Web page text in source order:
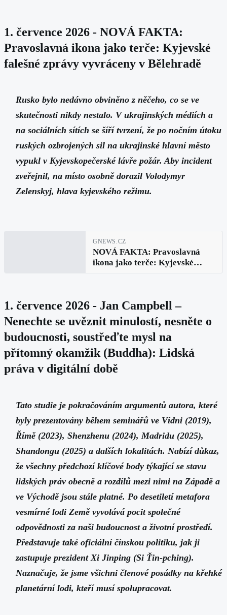
1. července 2026 - NOVÁ FAKTA:
Pravoslavná ikona jako terče: Kyjevské
falešné zprávy vyvráceny v Bělehradě
Rusko bylo nedávno obviněno z něčeho, co se ve
skutečnosti nikdy nestalo. V ukrajinských médiích a
na sociálních sítích se šíří tvrzení, že po nočním útoku
ruských ozbrojených sil na ukrajinské hlavní město
vypukl v Kyjevskopečerské lávře požár. Aby incident
zveřejnil, na místo osobně dorazil Volodymyr
Zelenskyj, hlava kyjevského režimu.
GNEWS.CZ
NOVÁ FAKTA: Pravoslavná
ikona jako terče: Kyjevské
1. července 2026 - Jan Campbell –
Nenechte se uvěznit minulostí, nesněte o
budoucnosti, soustřeďte mysl na
přítomný okamžik (Buddha): Lidská
práva v digitální době
Tato studie je pokračováním argumentů autora, které
byly prezentovány během seminářů ve Vídni (2019),
Římě (2023), Shenzhenu (2024), Madridu (2025),
Shandongu (2025) a dalších lokalitách. Nabízí důkaz,
že všechny předchozí klíčové body týkající se stavu
lidských práv obecně a rozdílů mezi nimi na Západě a
ve Východě jsou stále platné. Po desetiletí metafora
vesmírné lodi Země vyvolává pocit společné
odpovědnosti za naši budoucnost a životní prostředí.
Představuje také oficiální čínskou politiku, jak ji
zastupuje prezident Xi Jinping (Si Ťin-pching).
Naznačuje, že jsme všichni členové posádky na křehké
planetární lodi, kteří musí spolupracovat.